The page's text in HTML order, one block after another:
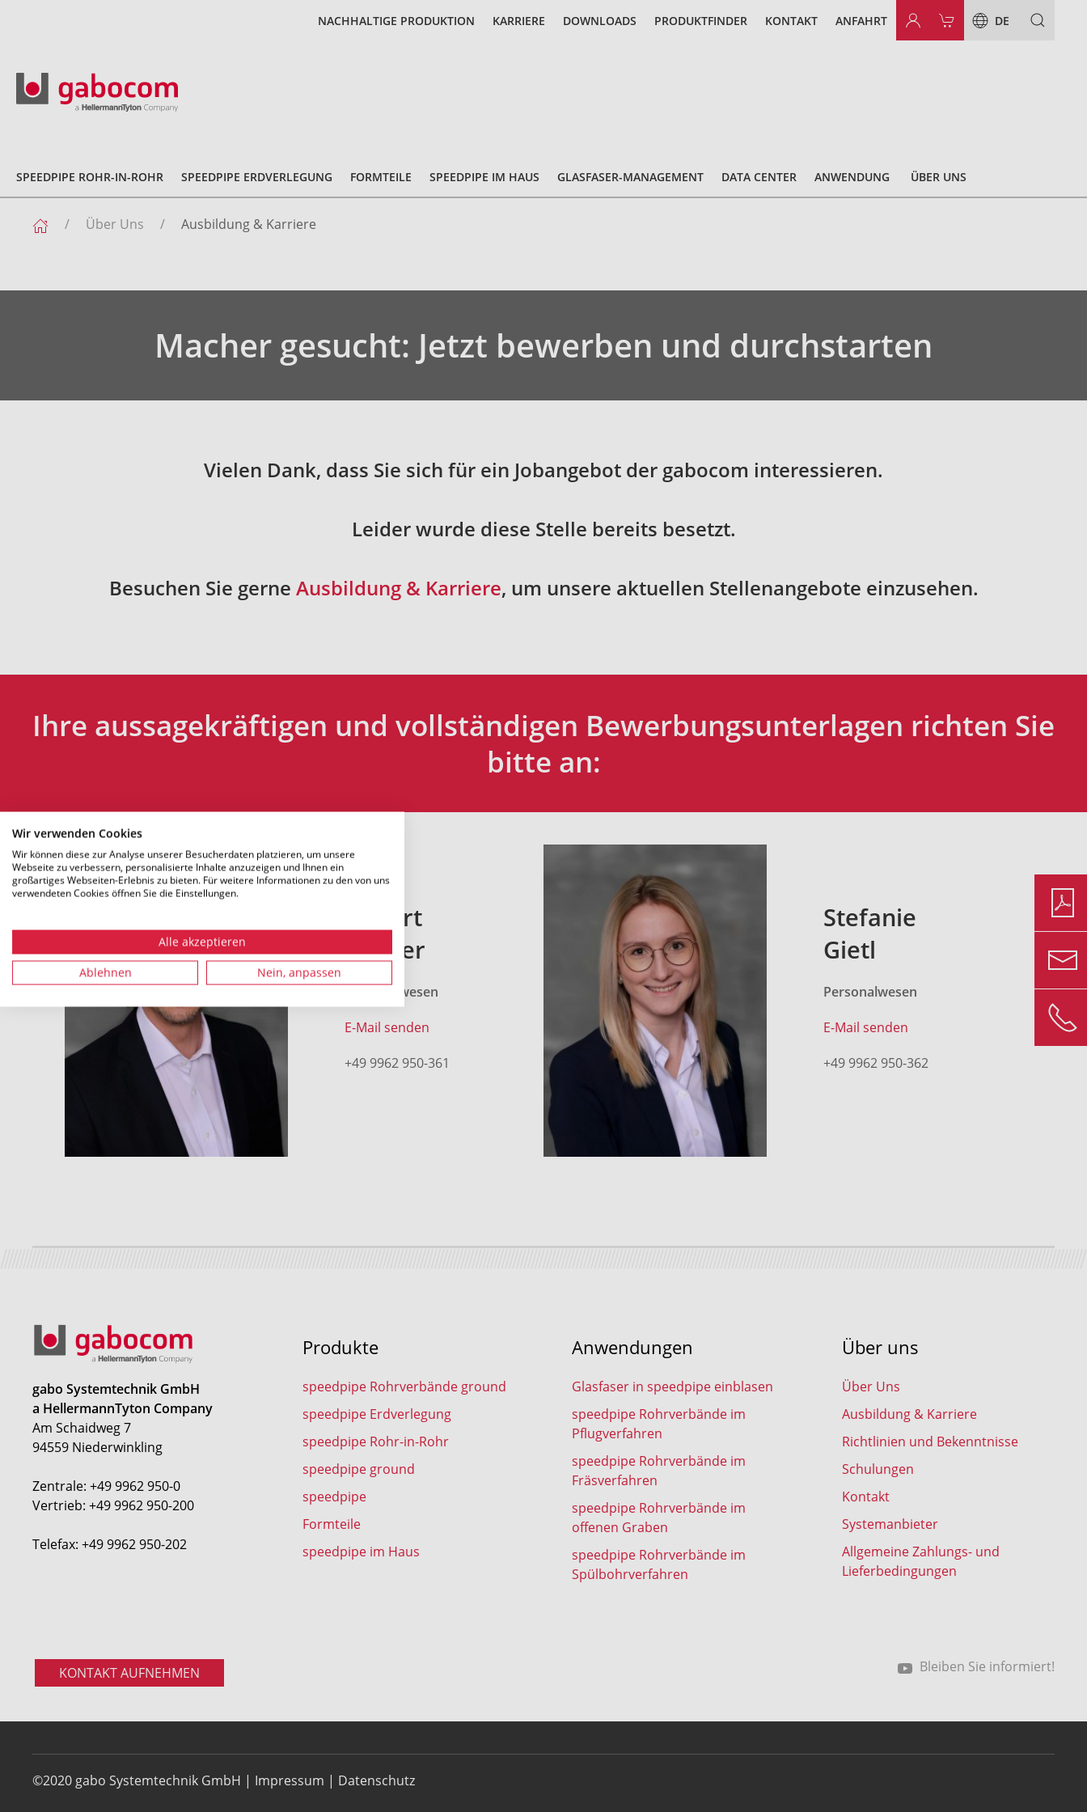
Wir verwenden Cookies
Wir können diese zur Analyse unserer Besucherdaten platzieren, um unsere
Webseite zu verbessern, personalisierte Inhalte anzuzeigen und Ihnen ein
großartiges Webseiten-Erlebnis zu bieten. Für weitere Informationen zu den von uns
verwendeten Cookies öffnen Sie die Einstellungen.
Alle akzeptieren
Ablehnen Nein, anpassen
NACHHALTIGE PRODUKTION KARRIERE DOWNLOADS PRODUKTFINDER KONTAKT ANFAHRT DE
SPEEDPIPE ROHR-IN-ROHR SPEEDPIPE ERDVERLEGUNG FORMTEILE SPEEDPIPE IM HAUS GLASFASER-MANAGEMENT DATA CENTER ANWENDUNG ÜBER UNS
Über Uns Ausbildung & Karriere
Macher gesucht: Jetzt bewerben und durchstarten
Vielen Dank, dass Sie sich für ein Jobangebot der gabocom interessieren.
Leider wurde diese Stelle bereits besetzt.
Besuchen Sie gerne Ausbildung & Karriere, um unsere aktuellen Stellenangebote einzusehen.
Ihre aussagekräftigen und vollständigen Bewerbungsunterlagen richten Sie
bitte an:
Robert
Stadler
Personalwesen
E-Mail senden
+49 9962 950-361
Stefanie
Gietl
Personalwesen
E-Mail senden
+49 9962 950-362
gabo Systemtechnik GmbH
a HellermannTyton Company
Am Schaidweg 7
94559 Niederwinkling
Zentrale: +49 9962 950-0
Vertrieb: +49 9962 950-200
Telefax: +49 9962 950-202
Produkte
speedpipe Rohrverbände ground
speedpipe Erdverlegung
speedpipe Rohr-in-Rohr
speedpipe ground
speedpipe
Formteile
speedpipe im Haus
Anwendungen
Glasfaser in speedpipe einblasen
speedpipe Rohrverbände im
Pflugverfahren
speedpipe Rohrverbände im
Fräsverfahren
speedpipe Rohrverbände im
offenen Graben
speedpipe Rohrverbände im
Spülbohrverfahren
Über uns
Über Uns
Ausbildung & Karriere
Richtlinien und Bekenntnisse
Schulungen
Kontakt
Systemanbieter
Allgemeine Zahlungs- und
Lieferbedingungen
KONTAKT AUFNEHMEN Bleiben Sie informiert!
©2020 gabo Systemtechnik GmbH | Impressum | Datenschutz